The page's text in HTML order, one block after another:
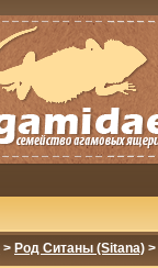
> Род Ситаны (Sitana) >